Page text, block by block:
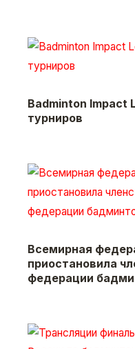
Badminton Impact
турниров
Всемирная
приостановила
федерации